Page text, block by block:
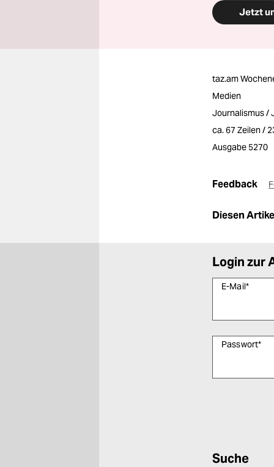
Jetzt
taz.am
Medien
Journalismus /
ca. 67 Zeilen /
Ausgabe 5270
Feedback
Diesen
Login zur
E-Mail*
Passwort*
Suche